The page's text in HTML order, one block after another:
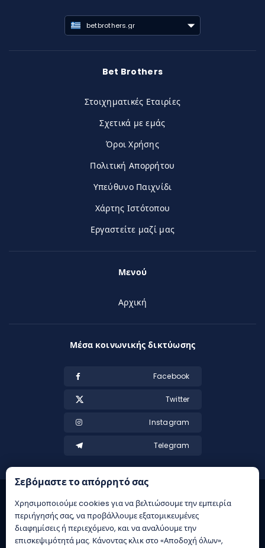
betbrothers.gr
Bet Brothers
Στοιχηματικές Εταιρίες
Σχετικά με εμάς
Όροι Χρήσης
Πολιτική Απορρήτου
Υπεύθυνο Παιχνίδι
Χάρτης Ιστότοπου
Εργαστείτε μαζί μας
Μενού
Αρχική
Μέσα κοινωνικής δικτύωσης
Facebook
Twitter
Instagram
Telegram
Σεβόμαστε το απόρρητό σας
Χρησιμοποιούμε cookies για να βελτιώσουμε την εμπειρία
περιήγησής σας, να προβάλλουμε εξατομικευμένες
διαφημίσεις ή περιεχόμενο, και να αναλύουμε την
επισκεψιμότητά μας. Κάνοντας κλικ στο «Αποδοχή όλων»,